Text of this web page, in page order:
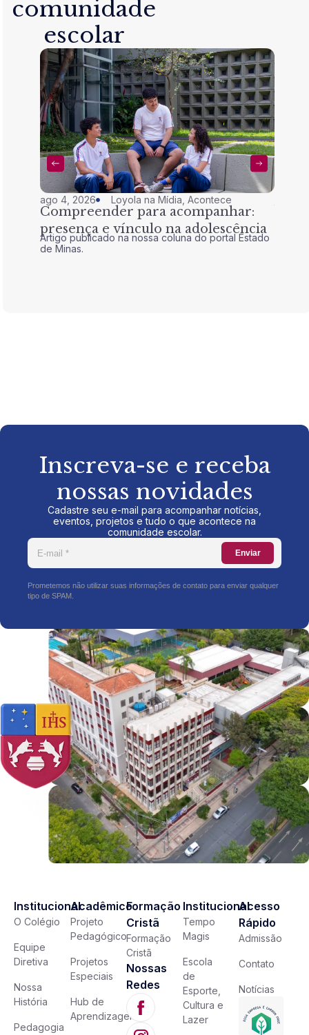
comunidade
escolar
ago 4, 2026 Loyola na Mídia ,Acontece
Compreender para acompanhar:
presença e vínculo na adolescência
Artigo publicado na nossa coluna do portal Estado
de Minas.
Inscreva-se e receba
nossas novidades
Cadastre seu e-mail para acompanhar notícias,
eventos, projetos e tudo o que acontece na
comunidade escolar.
Enviar
Prometemos não utilizar suas informações de contato para enviar qualquer
tipo de SPAM.
Institucional
O Colégio
Equipe
Diretiva
Nossa
História
Pedagogia
Acadêmico
Projeto
Pedagógico
Projetos
Especiais
Hub de
Aprendizagem
Formação
Cristã
Formação
Cristã
Nossas
Redes
Institucional
Tempo
Magis
Escola
de
Esporte,
Cultura e
Lazer
Acesso
Rápido
Admissão
Contato
Notícias